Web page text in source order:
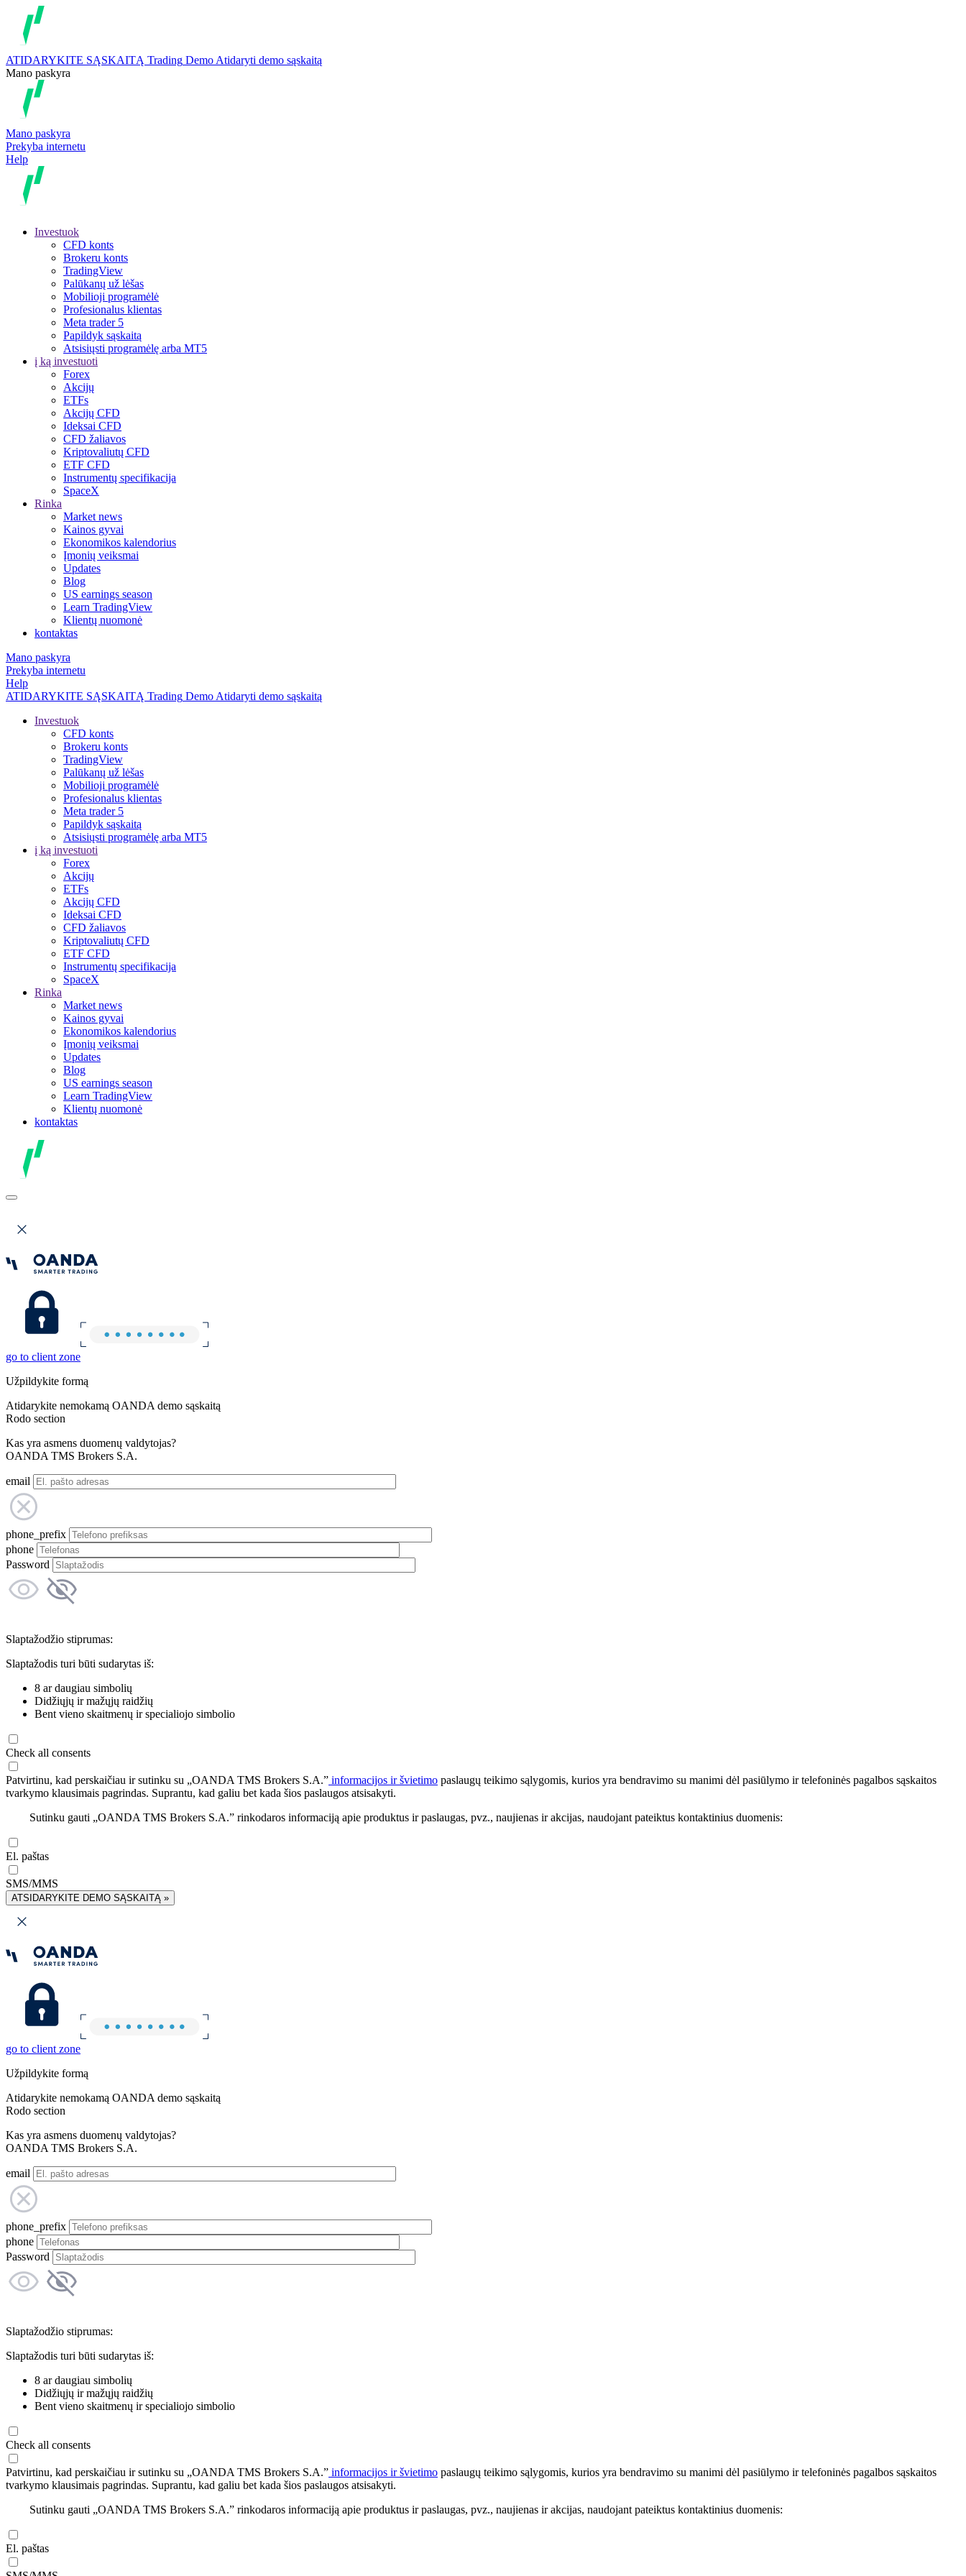
ATIDARYKITE SĄSKAITĄ Trading Demo Atidaryti demo sąskaitą
Mano paskyra
Mano paskyra
Prekyba internetu
Help
Investuok
CFD konts
Brokeru konts
TradingView
Palūkanų už lėšas
Mobilioji programėlė
Profesionalus klientas
Meta trader 5
Papildyk sąskaitą
Atsisiųsti programėlę arba MT5
į ką investuoti
Forex
Akcijų
ETFs
Akcijų CFD
Ideksai CFD
CFD žaliavos
Kriptovaliutų CFD
ETF CFD
Instrumentų specifikacija
SpaceX
Rinka
Market news
Kainos gyvai
Ekonomikos kalendorius
Įmonių veiksmai
Updates
Blog
US earnings season
Learn TradingView
Klientų nuomonė
kontaktas
Mano paskyra
Prekyba internetu
Help
ATIDARYKITE SĄSKAITĄ Trading Demo Atidaryti demo sąskaitą
Investuok
CFD konts
Brokeru konts
TradingView
Palūkanų už lėšas
Mobilioji programėlė
Profesionalus klientas
Meta trader 5
Papildyk sąskaitą
Atsisiųsti programėlę arba MT5
į ką investuoti
Forex
Akcijų
ETFs
Akcijų CFD
Ideksai CFD
CFD žaliavos
Kriptovaliutų CFD
ETF CFD
Instrumentų specifikacija
SpaceX
Rinka
Market news
Kainos gyvai
Ekonomikos kalendorius
Įmonių veiksmai
Updates
Blog
US earnings season
Learn TradingView
Klientų nuomonė
kontaktas
go to client zone
Užpildykite formą
Atidarykite nemokamą OANDA demo sąskaitą
Rodo section
Kas yra asmens duomenų valdytojas?
OANDA TMS Brokers S.A.
email
phone_prefix
phone
Password
Slaptažodžio stiprumas:
Slaptažodis turi būti sudarytas iš:
8 ar daugiau simbolių
Didžiųjų ir mažųjų raidžių
Bent vieno skaitmenų ir specialiojo simbolio
Check all consents
Patvirtinu, kad perskaičiau ir sutinku su „OANDA TMS Brokers S.A.” informacijos ir švietimo paslaugų teikimo sąlygomis, kurios yra bendravimo su manimi dėl pasiūlymo ir telefoninės pagalbos sąskaitos
tvarkymo klausimais pagrindas. Suprantu, kad galiu bet kada šios paslaugos atsisakyti.
Sutinku gauti „OANDA TMS Brokers S.A.” rinkodaros informaciją apie produktus ir paslaugas, pvz., naujienas ir akcijas, naudojant pateiktus kontaktinius duomenis:
El. paštas
SMS/MMS
ATSIDARYKITE DEMO SĄSKAITĄ »
go to client zone
Užpildykite formą
Atidarykite nemokamą OANDA demo sąskaitą
Rodo section
Kas yra asmens duomenų valdytojas?
OANDA TMS Brokers S.A.
email
phone_prefix
phone
Password
Slaptažodžio stiprumas:
Slaptažodis turi būti sudarytas iš:
8 ar daugiau simbolių
Didžiųjų ir mažųjų raidžių
Bent vieno skaitmenų ir specialiojo simbolio
Check all consents
Patvirtinu, kad perskaičiau ir sutinku su „OANDA TMS Brokers S.A.” informacijos ir švietimo paslaugų teikimo sąlygomis, kurios yra bendravimo su manimi dėl pasiūlymo ir telefoninės pagalbos sąskaitos
tvarkymo klausimais pagrindas. Suprantu, kad galiu bet kada šios paslaugos atsisakyti.
Sutinku gauti „OANDA TMS Brokers S.A.” rinkodaros informaciją apie produktus ir paslaugas, pvz., naujienas ir akcijas, naudojant pateiktus kontaktinius duomenis:
El. paštas